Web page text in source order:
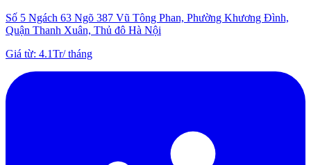
Số 5 Ngách 63 Ngõ 387 Vũ Tông Phan, Phường Khương Đình,
Quận Thanh Xuân, Thủ đô Hà Nội
Giá từ: 4.1Tr/tháng